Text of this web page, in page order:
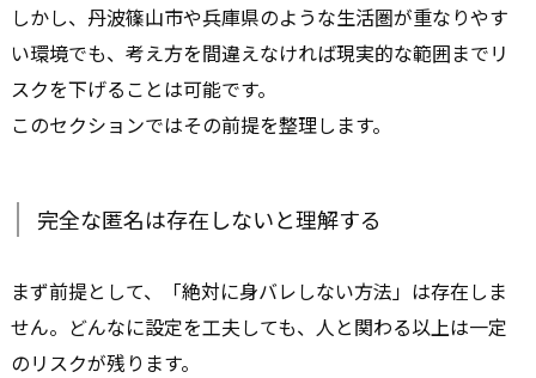
しかし、丹波篠山市や兵庫県のような生活圏が重なりやす
い環境でも、考え方を間違えなければ現実的な範囲までリ
スクを下げることは可能です。
このセクションではその前提を整理します。
完全な匿名は存在しないと理解する
まず前提として、「絶対に身バレしない方法」は存在しま
せん。どんなに設定を工夫しても、人と関わる以上は一定
のリスクが残ります。